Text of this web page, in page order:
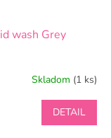
wash Grey
Skladom (1 ks)
DETAIL